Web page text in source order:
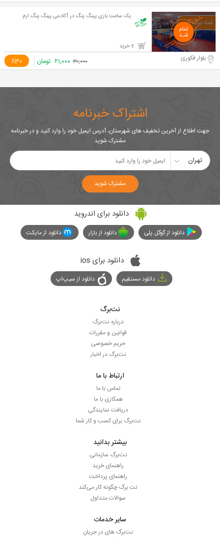
یک ساعت بازی پینگ پنگ در آکادمی پینگ پنگ ارم
٪30 بلوار فکوری ۳۰,۰۰۰ ۲۱,۰۰۰ تومان
اشتراک خبرنامه
جهت اطلاع از آخرین تخفیف های شهرستان، آدرس ایمیل خود را وارد کنید و در خبرنامه
مشترک شوید
تهران
مشترک شوید
دانلود برای اندروید
دانلود از گوگل پلی دانلود از بازار دانلود از مایکت
دانلود برای ios
دانلود مستقیم دانلود از سیپ‌اپ
نت‌برگ
درباره نت‌برگ
قوانین و مقررات
حریم خصوصی
نت‌برگ در اخبار
ارتباط با ما
تماس با ما
همکاری با ما
دریافت نمایندگی
نت‌برگ برای کسب و کار شما
بیشتر بدانید
نت‌برگ سازمانی
راهنمای خرید
راهنمای پرداخت
نت برگ چگونه کار می‌کند
سوالات متداول
سایر خدمات
نت‌برگ های در جریان